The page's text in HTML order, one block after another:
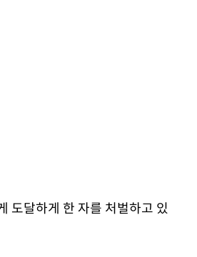
도달하게 한 자를 처벌하고 있